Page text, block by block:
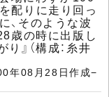
配りに走り回っ
、そのような波
歳の時に出版し
』（構成：糸井
年08月28日作成−